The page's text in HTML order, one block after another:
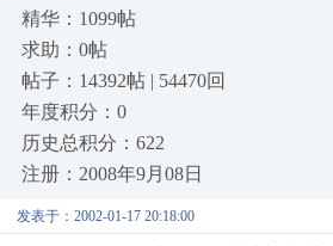
精华：1099帖
求助：0帖
帖子：14392帖 | 54470回
年度积分：0
历史总积分：622
注册：2008年9月08日
发表于：2002-01-17 20:18:00